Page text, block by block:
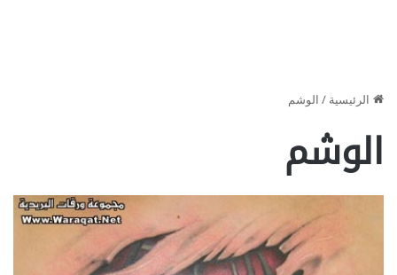
الرئيسية/الوشم
الوشم